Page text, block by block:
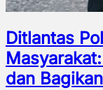
Ditlantas
dan